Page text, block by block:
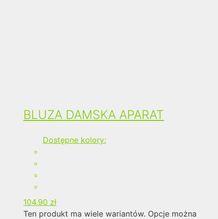
BLUZA DAMSKA APARAT
Dostępne kolory:
104,90 zł
Ten produkt ma wiele wariantów. Opcje można